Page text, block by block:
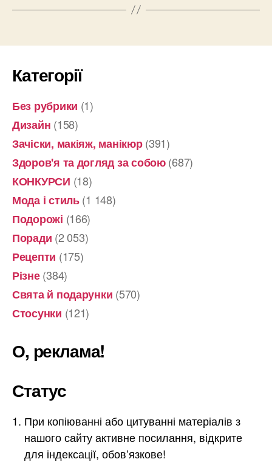
Категорії
Без рубрики (1)
Дизайн (158)
Зачіски, макіяж, манікюр(391)
Здоров'я та догляд за собою(687)
КОНКУРСИ (18)
Мода і стиль(1 148)
Подорожі (166)
Поради (2 053)
Рецепти (175)
Різне(384)
Свята й подарунки (570)
Стосунки (121)
О, реклама!
Статус
При копіюванні або цитуванні матеріалів з
нашого сайту активне посилання, відкрите
для індексації, обов’язкове!